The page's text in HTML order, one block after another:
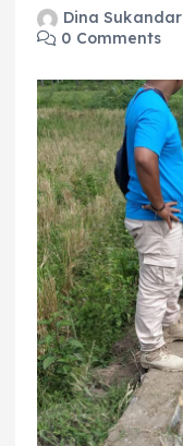
Dina Sukandar
0 Comments